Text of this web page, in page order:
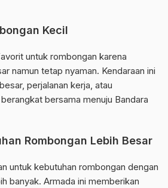
Kecil
untuk rombongan karena
namun tetap nyaman. Kendaraan ini
perjalanan kerja, atau
bersama menuju Bandara
Rombongan Lebih Besar
untuk kebutuhan rombongan dengan
banyak. Armada ini memberikan